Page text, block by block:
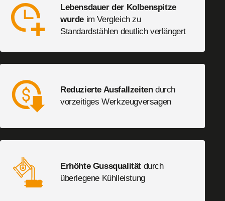
Lebensdauer der Kolbenspitze
wurde im Vergleich zu
Standardstählen deutlich verlängert
Reduzierte Ausfallzeitendurch
vorzeitiges Werkzeugversagen
Erhöhte Gussqualität durch
überlegene Kühlleistung